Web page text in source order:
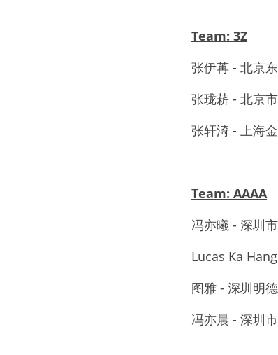
Team: 3Z
张伊苒 - 北京
张珑菥 - 北京
张轩渏 - 上海
Team: AAAA
冯亦曦 - 深圳
Lucas Ka
图雅 - 深圳明
冯亦晨 - 深圳